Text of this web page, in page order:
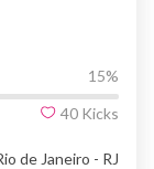
15%
40 Kicks
de Janeiro - RJ